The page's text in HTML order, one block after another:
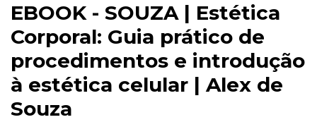
EBOOK - SOUZA | Estética
Corporal: Guia prático de
procedimentos e introdução
à estética celular | Alex de
Souza